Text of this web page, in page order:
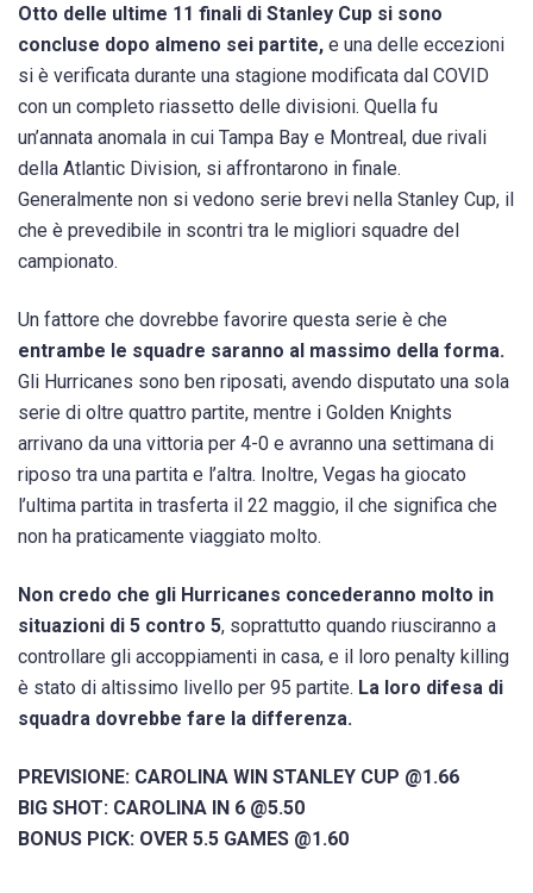
Otto delle ultime 11 finali di Stanley Cup si sono
concluse dopo almeno sei partite, e una delle eccezioni
si è verificata durante una stagione modificata dal COVID
con un completo riassetto delle divisioni. Quella fu
un’annata anomala in cui Tampa Bay e Montreal, due rivali
della Atlantic Division, si affrontarono in finale.
Generalmente non si vedono serie brevi nella Stanley Cup, il
che è prevedibile in scontri tra le migliori squadre del
campionato.
Un fattore che dovrebbe favorire questa serie è che
entrambe le squadre saranno al massimo della forma.
Gli Hurricanes sono ben riposati, avendo disputato una sola
serie di oltre quattro partite, mentre i Golden Knights
arrivano da una vittoria per 4-0 e avranno una settimana di
riposo tra una partita e l’altra. Inoltre, Vegas ha giocato
l’ultima partita in trasferta il 22 maggio, il che significa che
non ha praticamente viaggiato molto.
Non credo che gli Hurricanes concederanno molto in
situazioni di 5 contro 5, soprattutto quando riusciranno a
controllare gli accoppiamenti in casa, e il loro penalty killing
è stato di altissimo livello per 95 partite. La loro difesa di
squadra dovrebbe fare la differenza.
PREVISIONE: CAROLINA WIN STANLEY CUP @1.66
BIG SHOT: CAROLINA IN 6 @5.50
BONUS PICK: OVER 5.5 GAMES @1.60